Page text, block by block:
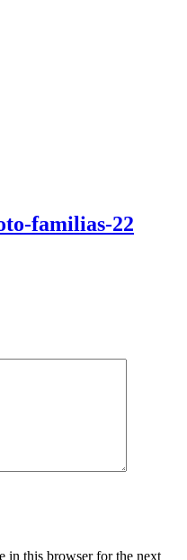
familias-22
in this browser for the next